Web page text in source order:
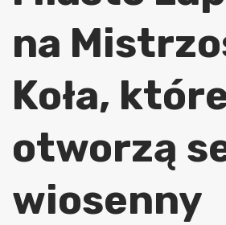
na
Koła,
otworzą
wiosenny